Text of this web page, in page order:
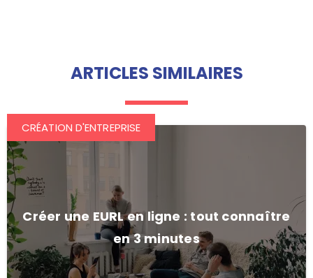
ARTICLES SIMILAIRES
Créer une EURL en ligne : tout connaître
en 3 minutes
CRÉATION D'ENTREPRISE